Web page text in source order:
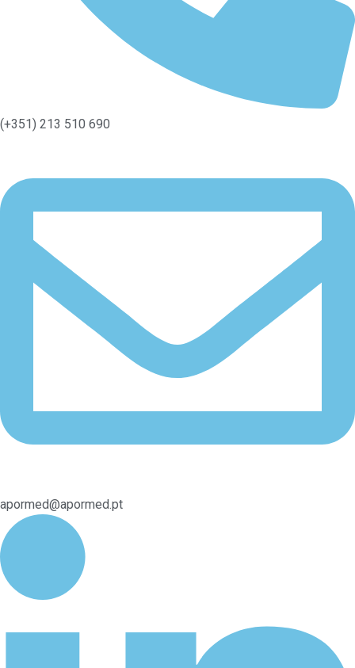
(+351) 213 510 690
apormed@apormed.pt